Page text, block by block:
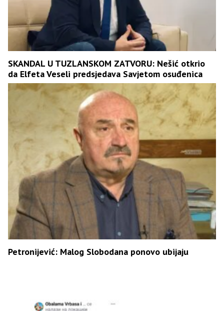
SKANDAL U TUZLANSKOM ZATVORU: Nešić otkrio
da Elfeta Veseli predsjedava Savjetom osuđenica
Petronijević: Malog Slobodana ponovo ubijaju